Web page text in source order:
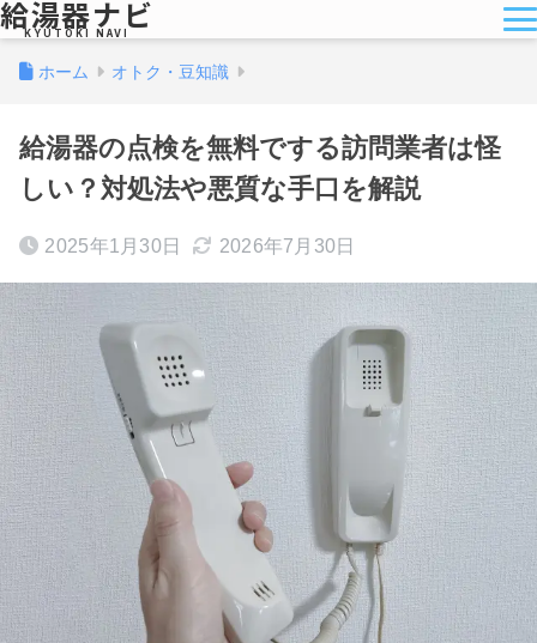
給湯器ナビ
KYUTOKI NAVI
ホーム オトク・豆知識
給湯器の点検を無料でする訪問業者は怪
しい？対処法や悪質な手口を解説
2025年1月30日 2026年7月30日